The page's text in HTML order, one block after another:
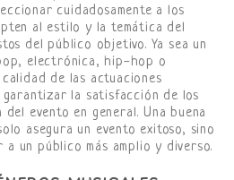
cuidadosamente a los
al estilo y la temática del
del público objetivo. Ya sea un
electrónica, hip-hop o
de las actuaciones
la satisfacción de los
evento en general. Una buena
asegura un evento exitoso, sino
un público más amplio y diverso.